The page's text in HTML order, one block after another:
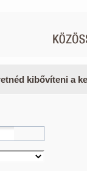
kibővíteni a